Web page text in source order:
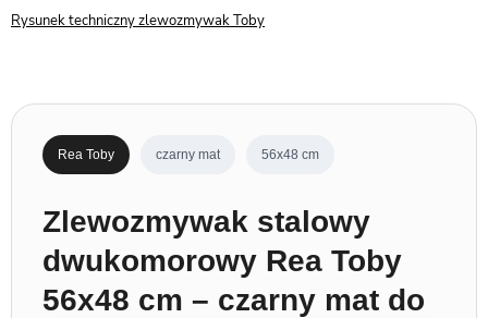
Rysunek techniczny zlewozmywak Toby
Rea Toby czarny mat 56x48 cm
Zlewozmywak stalowy
dwukomorowy Rea Toby
56x48 cm – czarny mat do